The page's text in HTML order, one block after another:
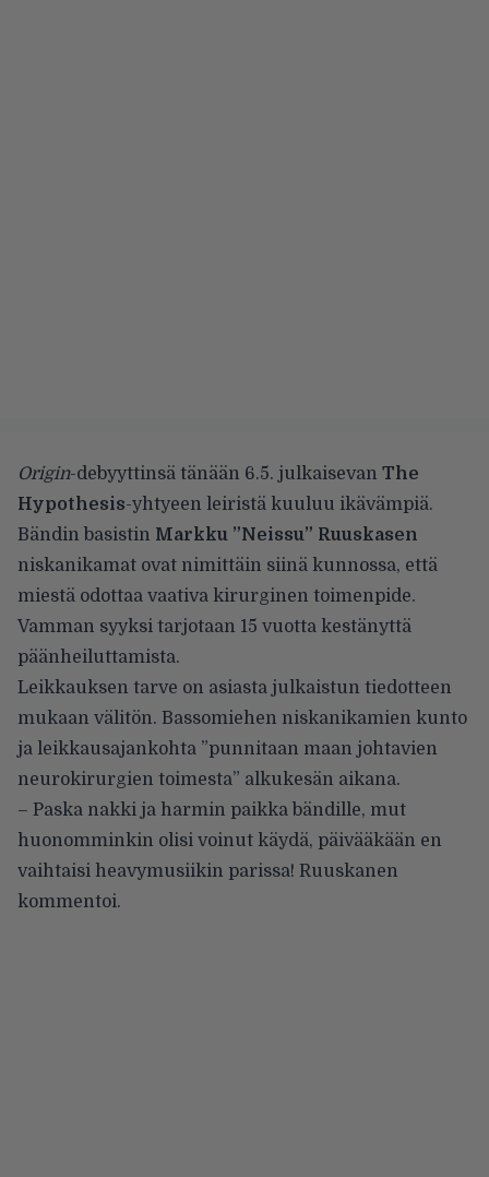
Origin-debyyttinsä tänään 6.5. julkaisevan The
Hypothesis-yhtyeen leiristä kuuluu ikävämpiä.
Bändin basistin Markku ”Neissu” Ruuskasen
niskanikamat ovat nimittäin siinä kunnossa, että
miestä odottaa vaativa kirurginen toimenpide.
Vamman syyksi tarjotaan 15 vuotta kestänyttä
päänheiluttamista.
Leikkauksen tarve on asiasta julkaistun tiedotteen
mukaan välitön. Bassomiehen niskanikamien kunto
ja leikkausajankohta ”punnitaan maan johtavien
neurokirurgien toimesta” alkukesän aikana.
– Paska nakki ja harmin paikka bändille, mut
huonomminkin olisi voinut käydä, päivääkään en
vaihtaisi heavymusiikin parissa! Ruuskanen
kommentoi.